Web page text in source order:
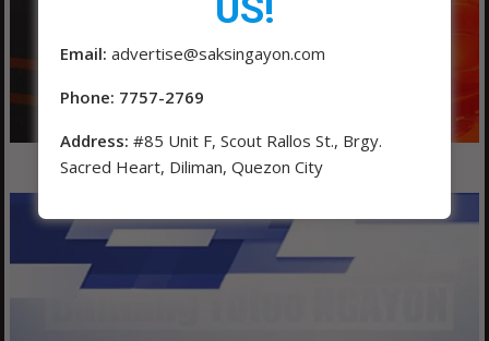
US!
Email: advertise@saksingayon.com
Phone: 7757-2769
Address: #85 Unit F, Scout Rallos St., Brgy.
Sacred Heart, Diliman, Quezon City